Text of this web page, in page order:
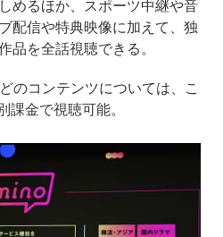
めるほか、スポーツ中継や音
配信や特典映像に加えて、独
品を全話視聴できる。
のコンテンツについては、こ
課金で視聴可能。